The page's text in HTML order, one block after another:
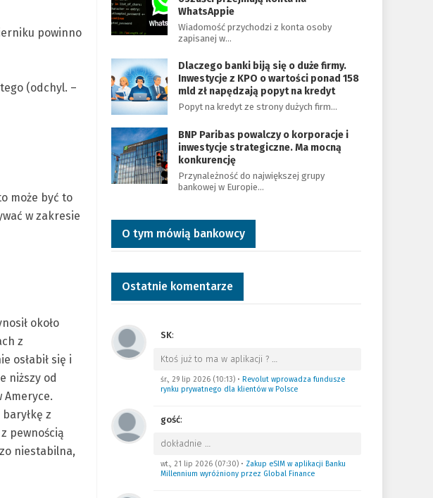
powinno
(odchyl. –
może być to
w zakresie
około
z
osłabił się i
niższy od
Ameryce.
z
pewnością
niestabilna,
WhatsAppie
Wiadomość przychodzi z konta osoby
zapisanej w…
Dlaczego banki biją się o duże firmy.
Inwestycje z KPO o wartości ponad 158
mld zł napędzają popyt na kredyt
Popyt na kredyt ze strony dużych firm…
BNP Paribas powalczy o korporacje i
inwestycje strategiczne. Ma mocną
konkurencję
Przynależność do największej grupy
bankowej w Europie…
O tym mówią bankowcy
Ostatnie komentarze
SK:
Ktoś już to ma w aplikacji ? …
śr., 29 lip 2026 (10:13)• Revolut wprowadza fundusze
rynku prywatnego dla klientów w Polsce
gość:
dokładnie …
wt., 21 lip 2026 (07:30)• Zakup eSIM w aplikacji Banku
Millennium wyróżniony przez Global Finance